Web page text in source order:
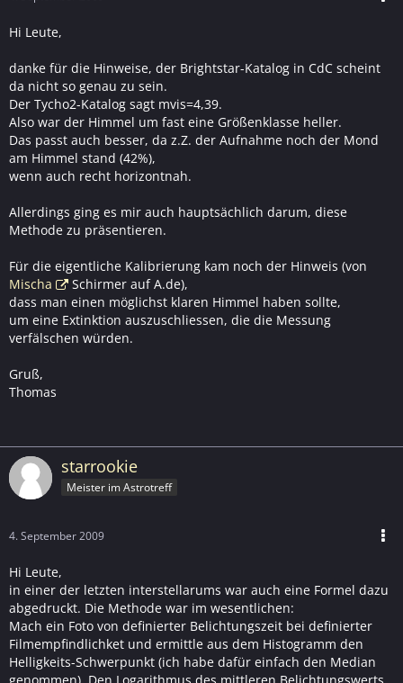
Hi Leute,
danke für die Hinweise, der Brightstar-Katalog in CdC scheint
da nicht so genau zu sein.
Der Tycho2-Katalog sagt mvis=4,39.
Also war der Himmel um fast eine Größenklasse heller.
Das passt auch besser, da z.Z. der Aufnahme noch der Mond
am Himmel stand (42%),
wenn auch recht horizontnah.
Allerdings ging es mir auch hauptsächlich darum, diese
Methode zu präsentieren.
Für die eigentliche Kalibrierung kam noch der Hinweis (von
Mischa
Schirmer auf A.de),
dass man einen möglichst klaren Himmel haben sollte,
um eine Extinktion auszuschliessen, die die Messung
verfälschen würden.
Gruß,
Thomas
starrookie
Meister im Astrotreff
4. September 2009
Hi Leute,
in einer der letzten interstellarums war auch eine Formel dazu
abgedruckt. Die Methode war im wesentlichen:
Mach ein Foto von definierter Belichtungszeit bei definierter
Filmempfindlichket und ermittle aus dem Histogramm den
Helligkeits-Schwerpunkt (ich habe dafür einfach den Median